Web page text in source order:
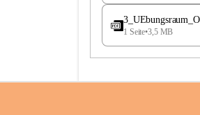
e
a
1 Seite•3,5 MB